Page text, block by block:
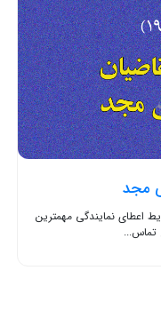
مجد
اعطای نمایندگی مهمترین
تماس...